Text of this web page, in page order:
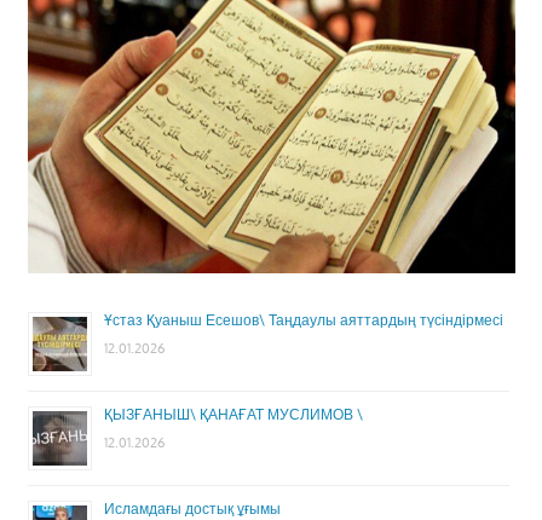
Ұстаз Қуаныш Есешов\ Таңдаулы аяттардың түсіндірмесі
12.01.2026
ҚЫЗҒАНЫШ\ ҚАНАҒАТ МУСЛИМОВ \
12.01.2026
Исламдағы достық ұғымы